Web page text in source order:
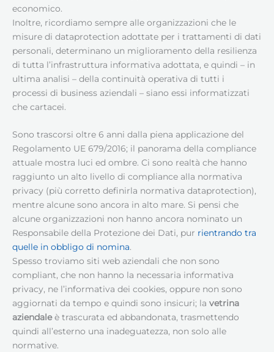
economico.
Inoltre, ricordiamo sempre alle organizzazioni che le
misure di dataprotection adottate per i trattamenti di dati
personali, determinano un miglioramento della resilienza
di tutta l’infrastruttura informativa adottata, e quindi – in
ultima analisi – della continuità operativa di tutti i
processi di business aziendali – siano essi informatizzati
che cartacei.
Sono trascorsi oltre 6 anni dalla piena applicazione del
Regolamento UE 679/2016; il panorama della compliance
attuale mostra luci ed ombre. Ci sono realtà che hanno
raggiunto un alto livello di compliance alla normativa
privacy (più corretto definirla normativa dataprotection),
mentre alcune sono ancora in alto mare. Si pensi che
alcune organizzazioni non hanno ancora nominato un
Responsabile della Protezione dei Dati, pur rientrando tra
quelle in obbligo di nomina.
Spesso troviamo siti web aziendali che non sono
compliant, che non hanno la necessaria informativa
privacy, ne l’informativa dei cookies, oppure non sono
aggiornati da tempo e quindi sono insicuri; la vetrina
aziendaleè trascurata ed abbandonata, trasmettendo
quindi all’esterno una inadeguatezza, non solo alle
normative.